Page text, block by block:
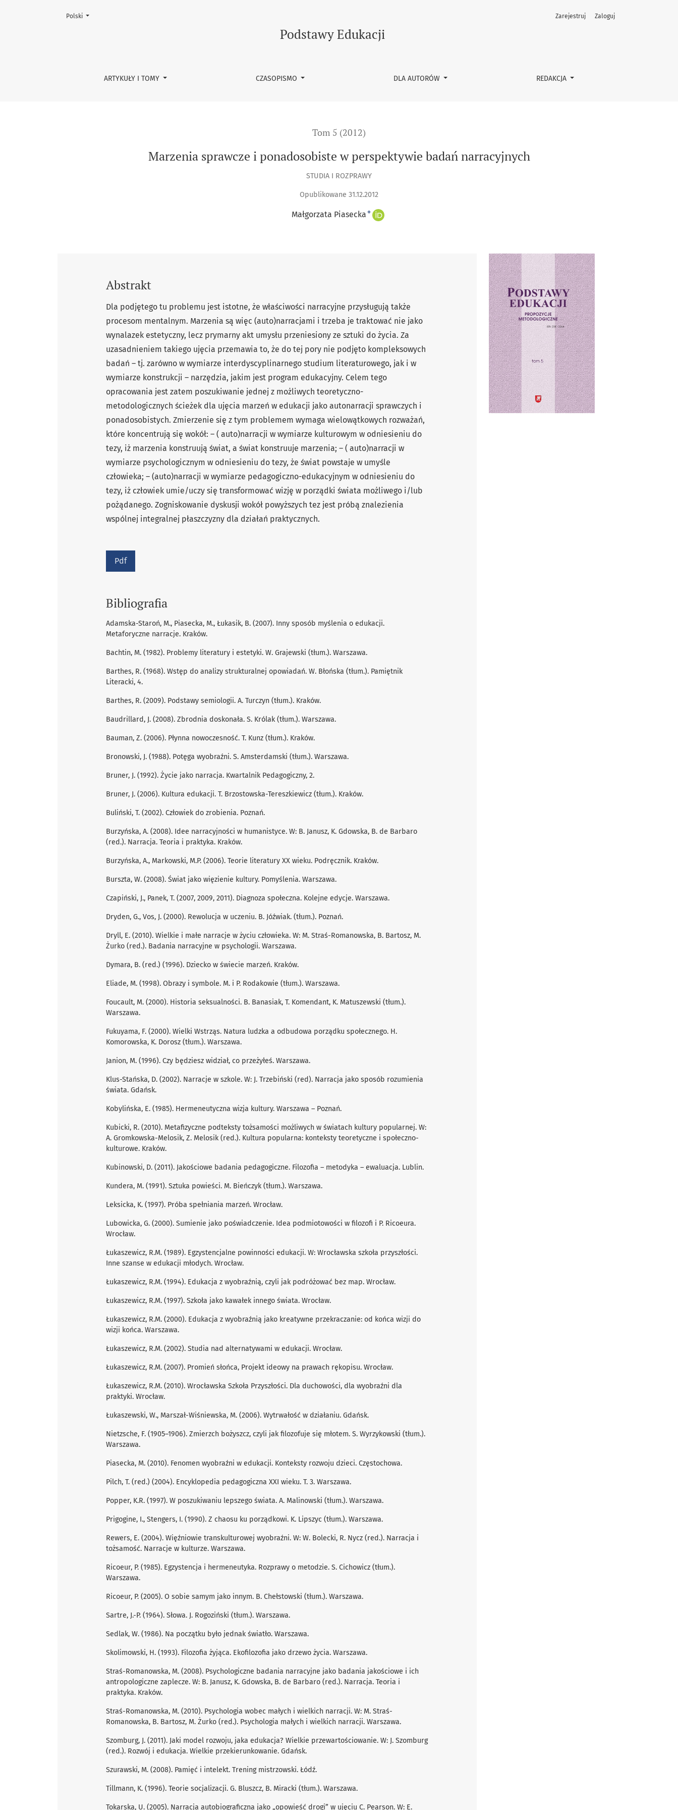
Marzenia sprawcze i ponadosobiste w perspektywie badań narracyjnych
Podstawy Edukacji
ARTYKUŁY I TOMY CZASOPISMO DLA AUTORÓW REDAKCJA
Zarejestruj Zaloguj
Zmień język, obecnie wybrany to:
Polski
Tom 5 (2012)
Marzenia sprawcze i ponadosobiste w perspektywie badań narracyjnych
STUDIA I ROZPRAWY
Opublikowane 31.12.2012
Małgorzata Piasecka +
Abstrakt
Dla podjętego tu problemu jest istotne, że właściwości narracyjne przysługują także
procesom mentalnym. Marzenia są więc (auto)narracjami i trzeba je traktować nie jako
wynalazek estetyczny, lecz prymarny akt umysłu przeniesiony ze sztuki do życia. Za
uzasadnieniem takiego ujęcia przemawia to, że do tej pory nie podjęto kompleksowych
badań – tj. zarówno w wymiarze interdyscyplinarnego studium literaturowego, jak i w
wymiarze konstrukcji – narzędzia, jakim jest program edukacyjny. Celem tego
opracowania jest zatem poszukiwanie jednej z możliwych teoretyczno-
metodologicznych ścieżek dla ujęcia marzeń w edukacji jako autonarracji sprawczych i
ponadosobistych. Zmierzenie się z tym problemem wymaga wielowątkowych rozważań,
które koncentrują się wokół: – ( auto)narracji w wymiarze kulturowym w odniesieniu do
tezy, iż marzenia konstruują świat, a świat konstruuje marzenia; – ( auto)narracji w
wymiarze psychologicznym w odniesieniu do tezy, że świat powstaje w umyśle
człowieka; – (auto)narracji w wymiarze pedagogiczno-edukacyjnym w odniesieniu do
tezy, iż człowiek umie/uczy się transformować wizję w porządki świata możliwego i/lub
pożądanego. Zogniskowanie dyskusji wokół powyższych tez jest próbą znalezienia
wspólnej integralnej płaszczyzny dla działań praktycznych.
Pdf
Bibliografia
Adamska-Staroń, M., Piasecka, M., Łukasik, B. (2007). Inny sposób myślenia o edukacji.
Metaforyczne narracje. Kraków.
Bachtin, M. (1982). Problemy literatury i estetyki. W. Grajewski (tłum.). Warszawa.
Barthes, R. (1968). Wstęp do analizy strukturalnej opowiadań. W. Błońska (tłum.). Pamiętnik
Literacki, 4.
Barthes, R. (2009). Podstawy semiologii. A. Turczyn (tłum.). Kraków.
Baudrillard, J. (2008). Zbrodnia doskonała. S. Królak (tłum.). Warszawa.
Bauman, Z. (2006). Płynna nowoczesność. T. Kunz (tłum.). Kraków.
Bronowski, J. (1988). Potęga wyobraźni. S. Amsterdamski (tłum.). Warszawa.
Bruner, J. (1992). Życie jako narracja. Kwartalnik Pedagogiczny, 2.
Bruner, J. (2006). Kultura edukacji. T. Brzostowska-Tereszkiewicz (tłum.). Kraków.
Buliński, T. (2002). Człowiek do zrobienia. Poznań.
Burzyńska, A. (2008). Idee narracyjności w humanistyce. W: B. Janusz, K. Gdowska, B. de Barbaro
(red.). Narracja. Teoria i praktyka. Kraków.
Burzyńska, A., Markowski, M.P. (2006). Teorie literatury XX wieku. Podręcznik. Kraków.
Burszta, W. (2008). Świat jako więzienie kultury. Pomyślenia. Warszawa.
Czapiński, J., Panek, T. (2007, 2009, 2011). Diagnoza społeczna. Kolejne edycje. Warszawa.
Dryden, G., Vos, J. (2000). Rewolucja w uczeniu. B. Jóźwiak. (tłum.). Poznań.
Dryll, E. (2010). Wielkie i małe narracje w życiu człowieka. W: M. Straś-Romanowska, B. Bartosz, M.
Żurko (red.). Badania narracyjne w psychologii. Warszawa.
Dymara, B. (red.) (1996). Dziecko w świecie marzeń. Kraków.
Eliade, M. (1998). Obrazy i symbole. M. i P. Rodakowie (tłum.). Warszawa.
Foucault, M. (2000). Historia seksualności. B. Banasiak, T. Komendant, K. Matuszewski (tłum.).
Warszawa.
Fukuyama, F. (2000). Wielki Wstrząs. Natura ludzka a odbudowa porządku społecznego. H.
Komorowska, K. Dorosz (tłum.). Warszawa.
Janion, M. (1996). Czy będziesz widział, co przeżyłeś. Warszawa.
Klus-Stańska, D. (2002). Narracje w szkole. W: J. Trzebiński (red). Narracja jako sposób rozumienia
świata. Gdańsk.
Kobylińska, E. (1985). Hermeneutyczna wizja kultury. Warszawa – Poznań.
Kubicki, R. (2010). Metaﬁzyczne podteksty tożsamości możliwych w światach kultury popularnej. W:
A. Gromkowska-Melosik, Z. Melosik (red.). Kultura popularna: konteksty teoretyczne i społeczno-
kulturowe. Kraków.
Kubinowski, D. (2011). Jakościowe badania pedagogiczne. Filozoﬁa – metodyka – ewaluacja. Lublin.
Kundera, M. (1991). Sztuka powieści. M. Bieńczyk (tłum.). Warszawa.
Leksicka, K. (1997). Próba spełniania marzeń. Wrocław.
Lubowicka, G. (2000). Sumienie jako poświadczenie. Idea podmiotowości w ﬁlozoﬁ i P. Ricoeura.
Wrocław.
Łukaszewicz, R.M. (1989). Egzystencjalne powinności edukacji. W: Wrocławska szkoła przyszłości.
Inne szanse w edukacji młodych. Wrocław.
Łukaszewicz, R.M. (1994). Edukacja z wyobraźnią, czyli jak podróżować bez map. Wrocław.
Łukaszewicz, R.M. (1997). Szkoła jako kawałek innego świata. Wrocław.
Łukaszewicz, R.M. (2000). Edukacja z wyobraźnią jako kreatywne przekraczanie: od końca wizji do
wizji końca. Warszawa.
Łukaszewicz, R.M. (2002). Studia nad alternatywami w edukacji. Wrocław.
Łukaszewicz, R.M. (2007). Promień słońca, Projekt ideowy na prawach rękopisu. Wrocław.
Łukaszewicz, R.M. (2010). Wrocławska Szkoła Przyszłości. Dla duchowości, dla wyobraźni dla
praktyki. Wrocław.
Łukaszewski, W., Marszał-Wiśniewska, M. (2006). Wytrwałość w działaniu. Gdańsk.
Nietzsche, F. (1905–1906). Zmierzch bożyszcz, czyli jak ﬁlozofuje się młotem. S. Wyrzykowski (tłum.).
Warszawa.
Piasecka, M. (2010). Fenomen wyobraźni w edukacji. Konteksty rozwoju dzieci. Częstochowa.
Pilch, T. (red.) (2004). Encyklopedia pedagogiczna XXI wieku. T. 3. Warszawa.
Popper, K.R. (1997). W poszukiwaniu lepszego świata. A. Malinowski (tłum.). Warszawa.
Prigogine, I., Stengers, I. (1990). Z chaosu ku porządkowi. K. Lipszyc (tłum.). Warszawa.
Rewers, E. (2004). Więźniowie transkulturowej wyobraźni. W: W. Bolecki, R. Nycz (red.). Narracja i
tożsamość. Narracje w kulturze. Warszawa.
Ricoeur, P. (1985). Egzystencja i hermeneutyka. Rozprawy o metodzie. S. Cichowicz (tłum.).
Warszawa.
Ricoeur, P. (2005). O sobie samym jako innym. B. Chełstowski (tłum.). Warszawa.
Sartre, J.-P. (1964). Słowa. J. Rogoziński (tłum.). Warszawa.
Sedlak, W. (1986). Na początku było jednak światło. Warszawa.
Skolimowski, H. (1993). Filozoﬁa żyjąca. Ekoﬁlozoﬁa jako drzewo życia. Warszawa.
Straś-Romanowska, M. (2008). Psychologiczne badania narracyjne jako badania jakościowe i ich
antropologiczne zaplecze. W: B. Janusz, K. Gdowska, B. de Barbaro (red.). Narracja. Teoria i
praktyka. Kraków.
Straś-Romanowska, M. (2010). Psychologia wobec małych i wielkich narracji. W: M. Straś-
Romanowska, B. Bartosz, M. Żurko (red.). Psychologia małych i wielkich narracji. Warszawa.
Szomburg, J. (2011). Jaki model rozwoju, jaka edukacja? Wielkie przewartościowanie. W: J. Szomburg
(red.). Rozwój i edukacja. Wielkie przekierunkowanie. Gdańsk.
Szurawski, M. (2008). Pamięć i intelekt. Trening mistrzowski. Łódź.
Tillmann, K. (1996). Teorie socjalizacji. G. Bluszcz, B. Miracki (tłum.). Warszawa.
Tokarska, U. (2005). Narracja autobiograﬁczna jako „opowieść drogi” w ujęciu C. Pearson. W: E.